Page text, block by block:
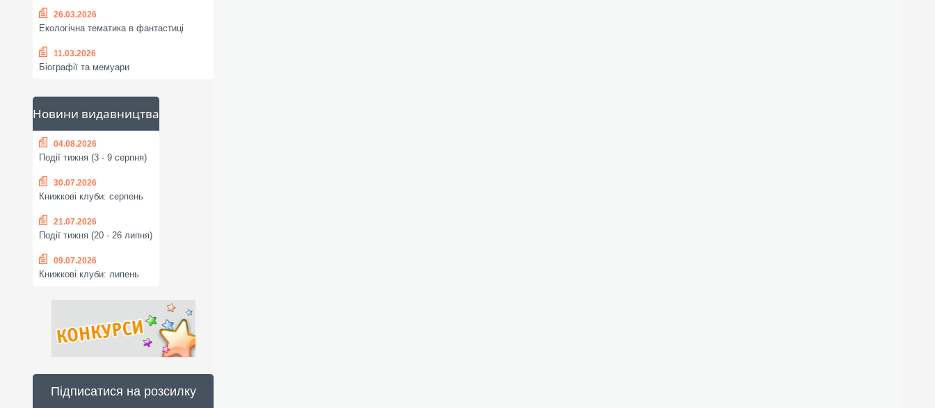
26.03.2026
Екологічна тематика в фантастиці
11.03.2026
Біографії та мемуари
Новини видавництва
04.08.2026
Події тижня (3 - 9 серпня)
30.07.2026
Книжкові клуби: серпень
21.07.2026
Події тижня (20 - 26 липня)
09.07.2026
Книжкові клуби: липень
Підписатися на розсилку